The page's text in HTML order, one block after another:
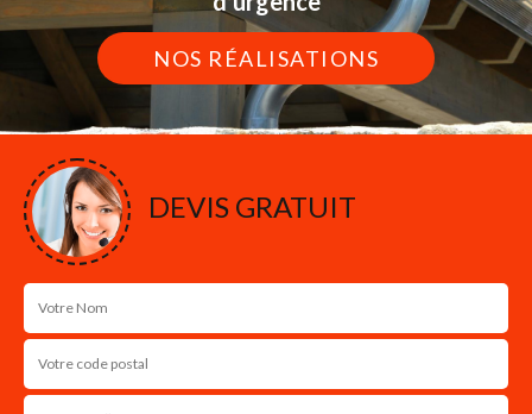
NOS RÉALISATIONS
DEVIS GRATUIT